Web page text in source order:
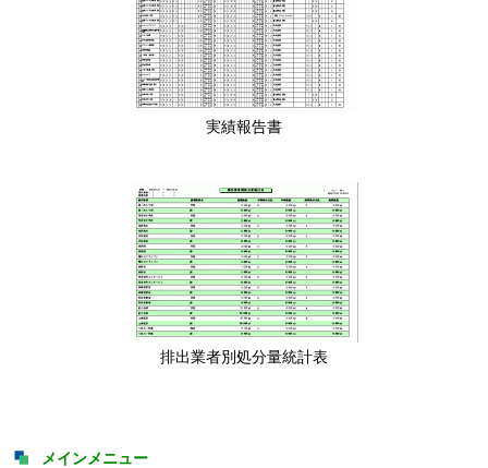
実績報告書
排出業者別処分量統計表
メインメニュー